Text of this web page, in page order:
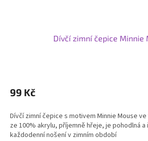
Dívčí zimní čepice Minnie
99 Kč
Dívčí zimní čepice s motivem Minnie Mouse
ze 100% akrylu, příjemně hřeje, je pohodlná a
každodenní nošení v zimním období